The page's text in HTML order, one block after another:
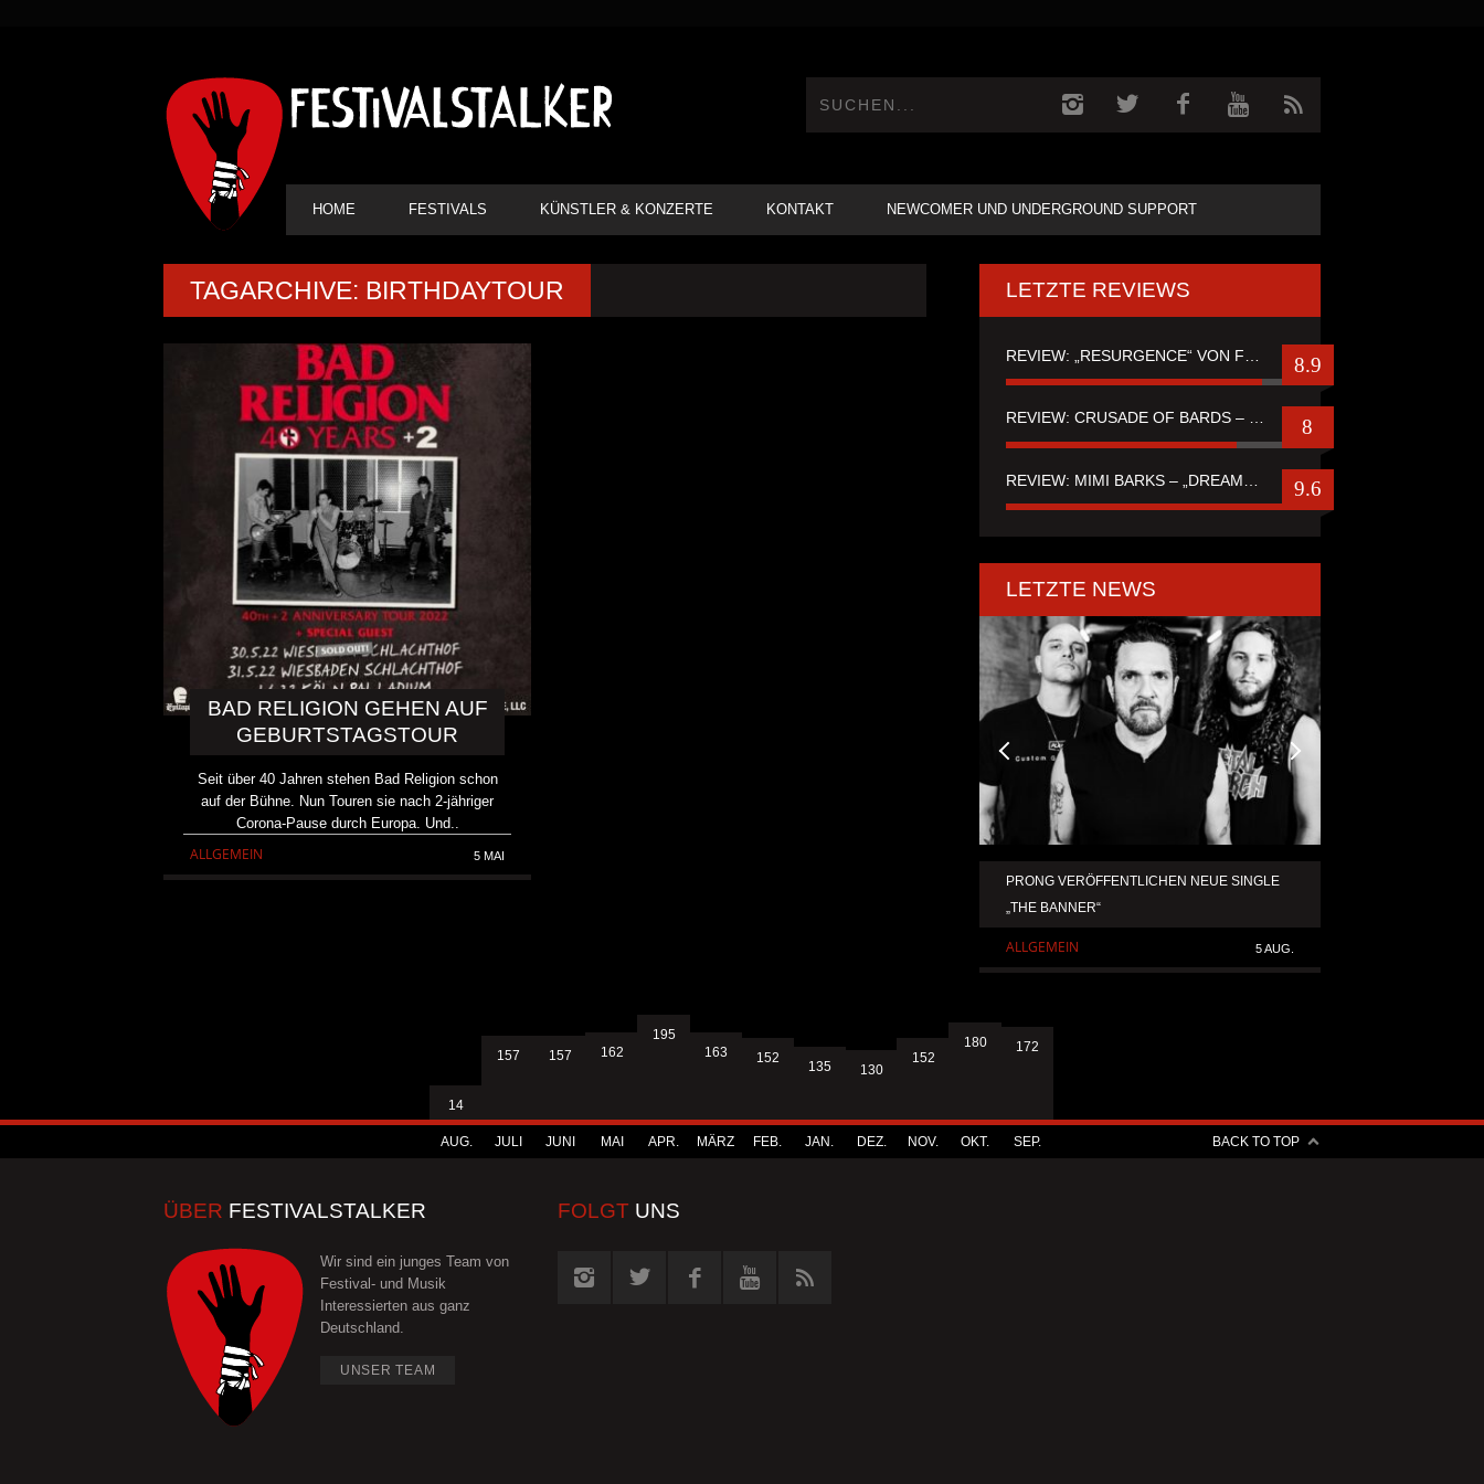
HAUPT-
NAVIGATION
HOME FESTIVALS KÜNSTLER & KONZERTE KONTAKT NEWCOMER UND UNDERGROUND SUPPORT
TAGARCHIVE: BIRTHDAYTOUR
BAD RELIGION GEHEN AUF
GEBURTSTAGSTOUR
Seit über 40 Jahren stehen Bad Religion schon
auf der Bühne. Nun Touren sie nach 2-jähriger
Corona-Pause durch Europa. Und..
ALLGEMEIN 5 MAI
LETZTE REVIEWS
8.9
REVIEW: CRUSADE OF BARDS – “TALES OF DISTANT WORLDS“ 8
9.6
LETZTE NEWS
PRONG VERÖFFENTLICHEN NEUE SINGLE
„THE BANNER“
ALLGEMEIN 5 AUG.
OLD BUT GOLD FESTIVAL TAG 2
14
AUG.
157
JULI
157
JUNI
162
MAI
195
APR.
163
MÄRZ
152
FEB.
135
JAN.
130
DEZ.
152
NOV.
180
OKT.
172
SEP. BACK TO TOP
ÜBER FESTIVALSTALKER
Wir sind ein junges Team von
Festival- und Musik
Interessierten aus ganz
Deutschland.
UNSER TEAM
FOLGT UNS